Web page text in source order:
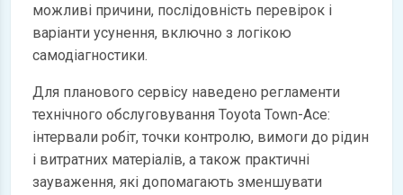
можливі причини, послідовність перевірок і
варіанти усунення, включно з логікою
самодіагностики.
Для планового сервісу наведено регламенти
технічного обслуговування Toyota Town-Ace:
інтервали робіт, точки контролю, вимоги до рідин
і витратних матеріалів, а також практичні
зауваження, які допомагають зменшувати